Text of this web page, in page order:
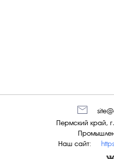
Наш сайт:
Пермский край,